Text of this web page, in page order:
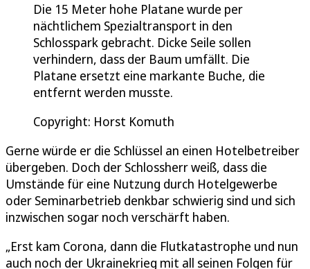
Die 15 Meter hohe Platane wurde per
nächtlichem Spezialtransport in den
Schlosspark gebracht. Dicke Seile sollen
verhindern, dass der Baum umfällt. Die
Platane ersetzt eine markante Buche, die
entfernt werden musste.
Copyright: Horst Komuth
Gerne würde er die Schlüssel an einen Hotelbetreiber
übergeben. Doch der Schlossherr weiß, dass die
Umstände für eine Nutzung durch Hotelgewerbe
oder Seminarbetrieb denkbar schwierig sind und sich
inzwischen sogar noch verschärft haben.
„Erst kam Corona, dann die Flutkatastrophe und nun
auch noch der Ukrainekrieg mit all seinen Folgen für